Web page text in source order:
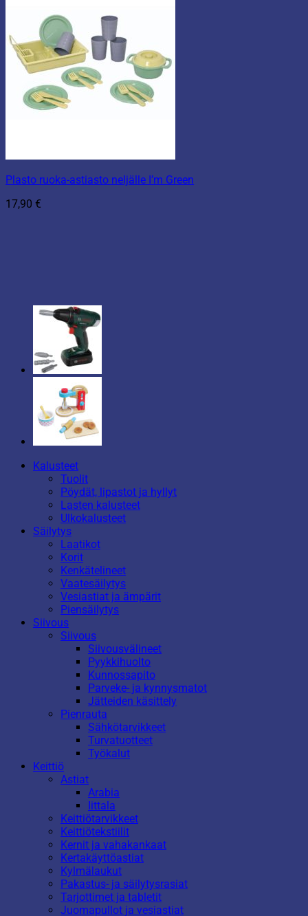
Plasto ruoka-astiasto neljälle I’m Green
17,90 €
Kalusteet
Tuolit
Pöydät, lipastot ja hyllyt
Lasten kalusteet
Ulkokalusteet
Säilytys
Laatikot
Korit
Kenkätelineet
Vaatesäilytys
Vesiastiat ja ämpärit
Piensäilytys
Siivous
Siivous
Siivousvälineet
Pyykkihuolto
Kunnossapito
Parveke- ja kynnysmatot
Jätteiden käsittely
Pienrauta
Sähkötarvikkeet
Turvatuotteet
Työkalut
Keittiö
Astiat
Arabia
Iittala
Keittiötarvikkeet
Keittiötekstiilit
Kernit ja vahakankaat
Kertakäyttöastiat
Kylmälaukut
Pakastus- ja säilytysrasiat
Tarjottimet ja tabletit
Juomapullot ja vesiastiat